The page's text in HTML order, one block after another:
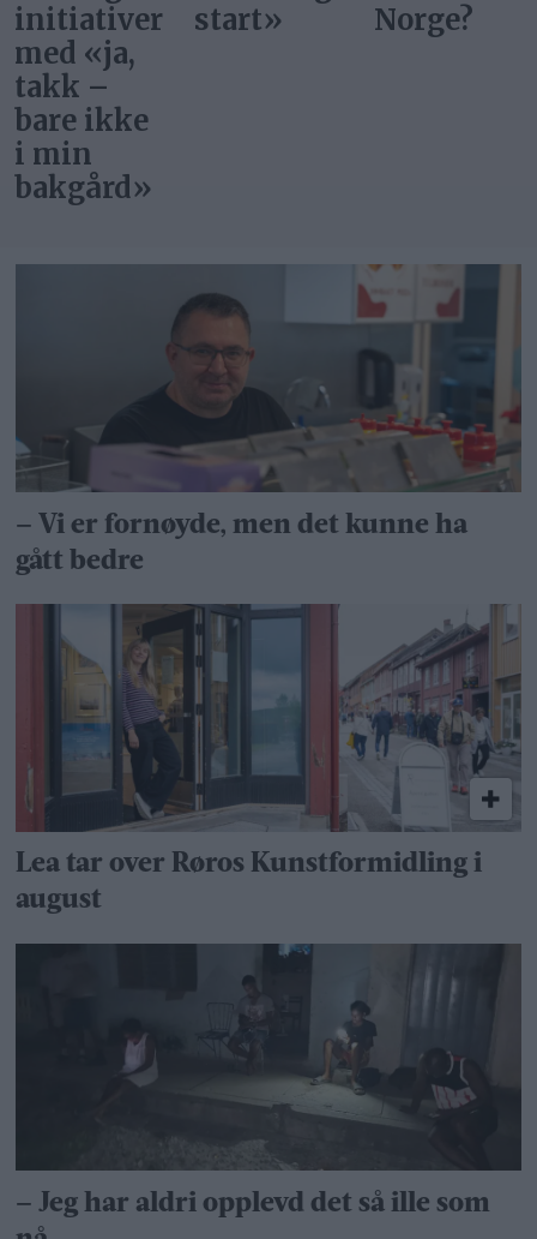
initiativer
med «ja,
takk –
bare ikke
i min
bakgård»
start»
Norge?
– Vi er fornøyde, men det kunne ha
gått bedre
Lea tar over Røros Kunstformidling i
august
– Jeg har aldri opplevd det så ille som